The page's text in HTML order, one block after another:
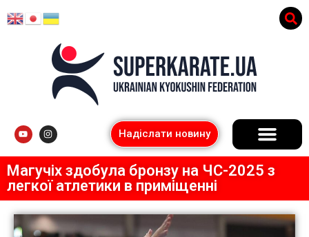
Надіслати новину
Магучіх здобула бронзу на ЧС-2025 з
легкої атлетики в приміщенні